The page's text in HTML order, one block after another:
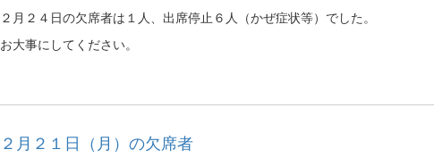
２月２４日の欠席者は１人、出席停止６人（かぜ症状等）でした。
お大事にしてください。
２月２１日（月）の欠席者